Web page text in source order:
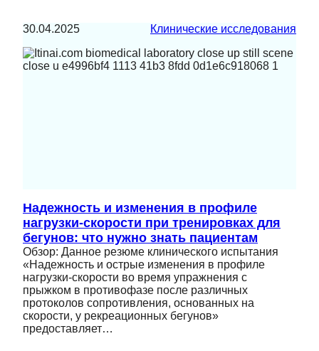
30.04.2025 Клинические исследования
Надежность и изменения в профиле
нагрузки-скорости при тренировках для
бегунов: что нужно знать пациентам
Обзор: Данное резюме клинического испытания
«Надежность и острые изменения в профиле
нагрузки-скорости во время упражнения с
прыжком в противофазе после различных
протоколов сопротивления, основанных на
скорости, у рекреационных бегунов»
предоставляет…